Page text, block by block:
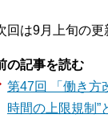
回は9月上旬の更
の記事を読む
第47回 「働き方
時間の上限規制”